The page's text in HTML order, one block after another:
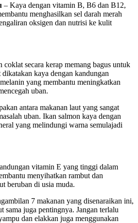
– Kaya dengan vitamin B, B6 dan B12,
menghasilkan sel darah merah
oksigen dan nutrisi ke kulit
coklat secara kerap memang bagus untuk
kaya dengan kandungan
yang membantu meningkatkan
uban.
antara makanan laut yang sangat
uban. Ikan salmon kaya dengan
yang melindungi warna semulajadi
vitamin E yang tinggi dalam
menyihatkan rambut dan
beruban di usia muda.
7 makanan yang disenaraikan ini,
sama juga pentingnya. Jangan terlalu
dan elakkan juga menggunakan